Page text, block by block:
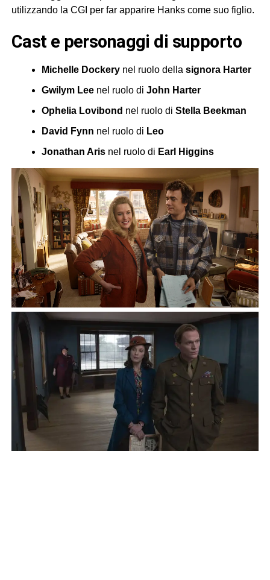
utilizzando la CGI per far apparire Hanks come suo figlio.
cast e personaggi di supporto
Michelle Dockerynel ruolo della signora Harter
Gwilym Leenel ruolo di John Harter
Ophelia Lovibond nel ruolo di Stella Beekman
David Fynn nel ruolo di Leo
Jonathan Arisnel ruolo di Earl Higgins